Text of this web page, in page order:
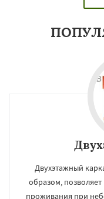
Двухэтажный
образом,
проживания при